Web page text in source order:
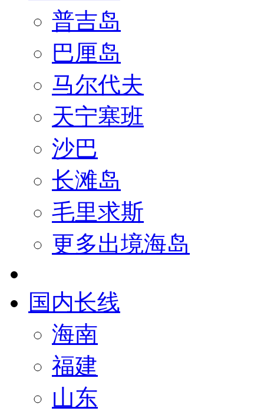
普吉岛
巴厘岛
马尔代夫
天宁塞班
沙巴
长滩岛
毛里求斯
更多出境海岛
国内长线
海南
福建
山东